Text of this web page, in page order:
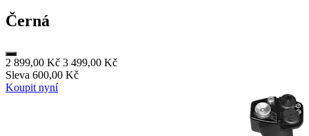
Černá
2 899,00 Kč 3 499,00 Kč
Sleva 600,00 Kč
Koupit nyní